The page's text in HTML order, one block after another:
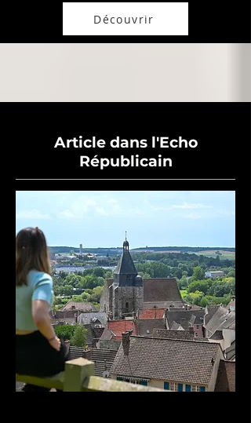
Découvrir
Article dans l'Echo
Républicain